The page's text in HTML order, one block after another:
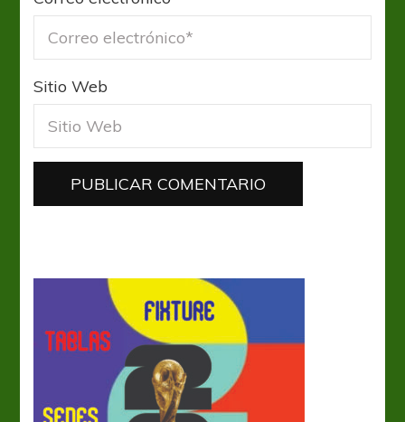
Sitio Web